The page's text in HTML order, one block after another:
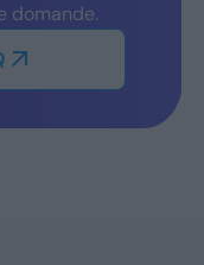
domande.